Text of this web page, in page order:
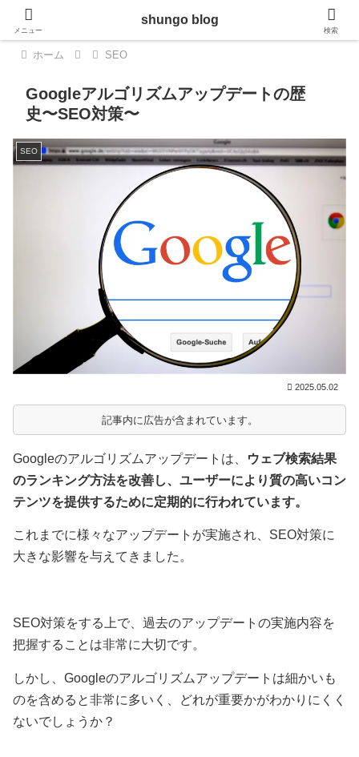
ホーム SEO
Googleアルゴリズムアップデートの歴
史〜SEO対策〜
SEO
2025.05.02
記事内に広告が含まれています。
Googleのアルゴリズムアップデートは、
ウェブ検索結果
のランキング方法を改善し、ユーザーにより質の高いコン
テンツを提供するために定期的に行われています。
これまでに様々なアップデートが実施され、SEO対策に
大きな影響を与えてきました。
SEO対策をする上で、過去のアップデートの実施内容を
把握することは非常に大切です。
しかし、Googleのアルゴリズムアップデート は細かいも
のを含めると非常に多いく、どれが重要かがわかりにくく
ないでしょうか？
メニュー
shungo blog
検索